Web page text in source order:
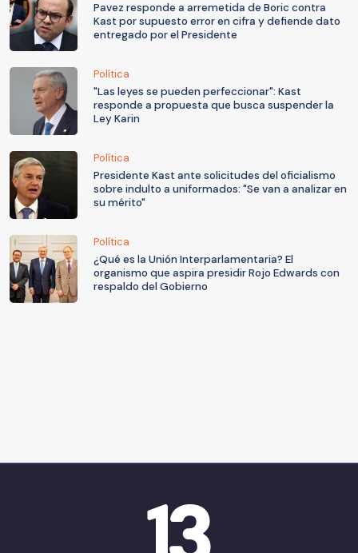
Pavez responde a arremetida de Boric contra
Kast por supuesto error en cifra y defiende dato
entregado por el Presidente
Política
"Las leyes se pueden perfeccionar": Kast
responde a propuesta que busca suspender la
Ley Karin
Política
Presidente Kast ante solicitudes del oficialismo
sobre indulto a uniformados: "Se van a analizar en
su mérito"
Política
¿Qué es la Unión Interparlamentaria? El
organismo que aspira presidir Rojo Edwards con
respaldo del Gobierno